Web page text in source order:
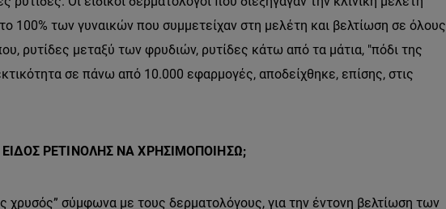
100% των γυναικών που συμμετείχαν στη μελέτη και βελτίωση σε όλους
ρυτίδες μεταξύ των φρυδιών, ρυτίδες κάτω από τα μάτια, "πόδι της
σε πάνω από 10.000 εφαρμογές, αποδείχθηκε, επίσης, στις
ΕΙΔΟΣ ΡΕΤΙΝΟΛΗΣ ΝΑ ΧΡΗΣΙΜΟΠΟΙΗΣΩ;
χρυσός” σύμφωνα με τους δερματολόγους, για την έντονη βελτίωση των